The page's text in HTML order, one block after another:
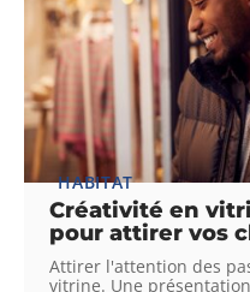
HABITAT
Créativité en
pour attirer vos
Attirer l'attention des
vitrine. Une présentation